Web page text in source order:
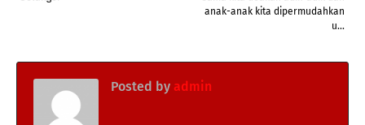
anak-anak kita dipermudahkan
u...
Posted by admin